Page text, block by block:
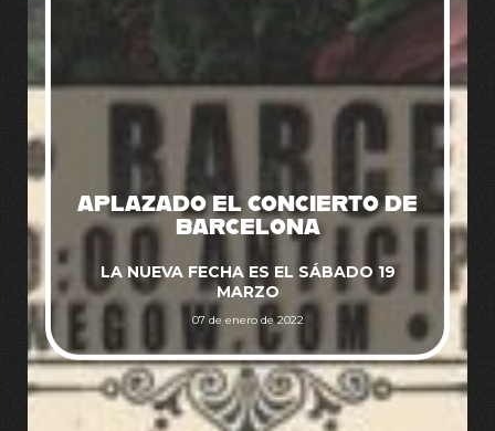
APLAZADO EL CONCIERTO DE
BARCELONA
LA NUEVA FECHA ES EL SÁBADO 19
MARZO
07 de enero de 2022